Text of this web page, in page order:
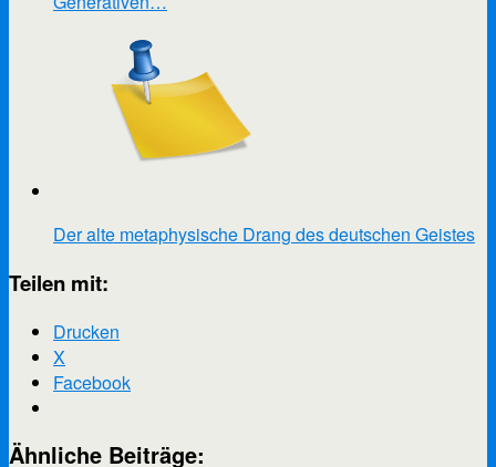
Der alte metaphysische Drang des deutschen Geistes
Teilen mit:
Drucken
X
Facebook
Ähnliche Beiträge: